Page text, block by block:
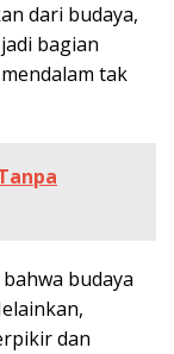
dari budaya,
bagian
tak
budaya
dan